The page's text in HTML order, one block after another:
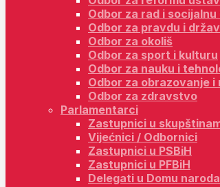
Odbor za rad i socijalnu
Odbor za pravdu i
Odbor za okoliš
Odbor za sport i kulturu
Odbor za nauku i
Odbor za obrazovanje i
Odbor za zdravstvo
Parlamentarci
Zastupnici u
Vijećnici / Odbornici
Zastupnici u PSBiH
Zastupnici u PFBiH
Delegati u Domu naroda